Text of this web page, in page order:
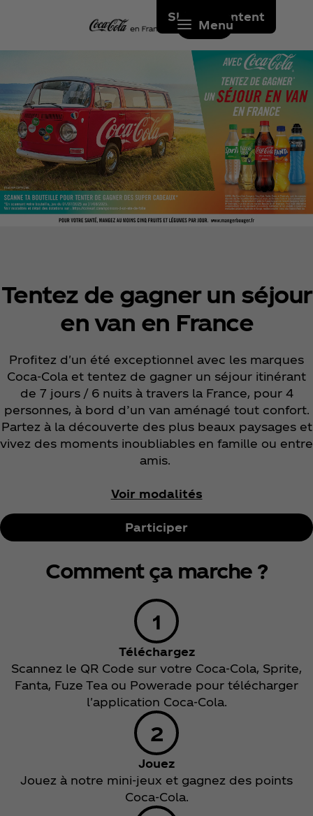
Skip to content
Menu
Tentez de gagner un séjour
en van en France
Profitez d'un été exceptionnel avec les marques
Coca‑Cola et tentez de gagner un séjour itinérant
de 7 jours / 6 nuits à travers la France, pour 4
personnes, à bord d’un van aménagé tout confort.
Partez à la découverte des plus beaux paysages et
vivez des moments inoubliables en famille ou entre
amis.
Voir modalités
Participer
Comment ça marche ?
Téléchargez
Scannez le QR Code sur votre Coca‑Cola, Sprite,
Fanta, Fuze Tea ou Powerade pour télécharger
l'application Coca‑Cola.
Jouez
Jouez à notre mini-jeux et gagnez des points
Coca‑Cola.